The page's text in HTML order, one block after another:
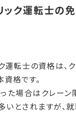
ック運転士の
運転士の資格は、
格です。
た場合はクレー
いとされますが、